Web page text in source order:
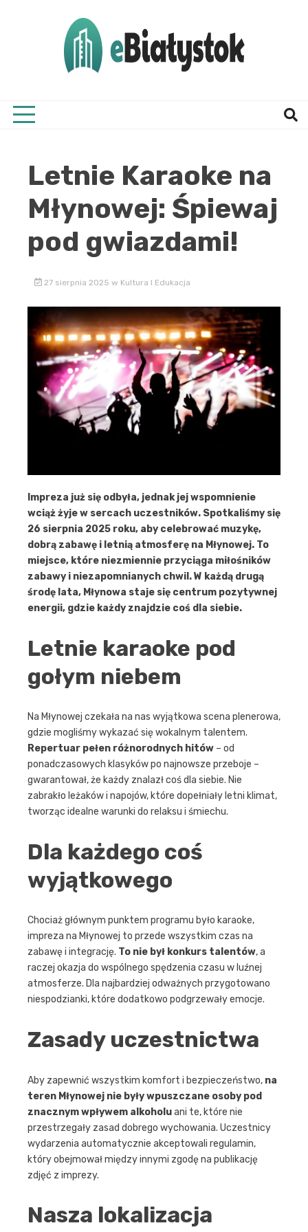
Letnie Karaoke na
Młynowej: Śpiewaj
pod gwiazdami!
27 sierpnia 2025 w Kultura I Edukacja
Impreza już się odbyła, jednak jej wspomnienie
wciąż żyje w sercach uczestników. Spotkaliśmy się
26 sierpnia 2025 roku, aby celebrować muzykę,
dobrą zabawę i letnią atmosferę na Młynowej. To
miejsce, które niezmiennie przyciąga miłośników
zabawy i niezapomnianych chwil. W każdą drugą
środę lata, Młynowa staje się centrum pozytywnej
energii, gdzie każdy znajdzie coś dla siebie.
Letnie karaoke pod
gołym niebem
Na Młynowej czekała na nas wyjątkowa scena plenerowa,
gdzie mogliśmy wykazać się wokalnym talentem.
Repertuar pełen różnorodnych hitów – od
ponadczasowych klasyków po najnowsze przeboje –
gwarantował, że każdy znalazł coś dla siebie. Nie
zabrakło leżaków i napojów, które dopełniały letni klimat,
tworząc idealne warunki do relaksu i śmiechu.
Dla każdego coś
wyjątkowego
Chociaż głównym punktem programu było karaoke,
impreza na Młynowej to przede wszystkim czas na
zabawę i integrację. To nie był konkurs talentów, a
raczej okazja do wspólnego spędzenia czasu w luźnej
atmosferze. Dla najbardziej odważnych przygotowano
niespodzianki, które dodatkowo podgrzewały emocje.
Zasady uczestnictwa
Aby zapewnić wszystkim komfort i bezpieczeństwo, na
teren Młynowej nie były wpuszczane osoby pod
znacznym wpływem alkoholuani te, które nie
przestrzegały zasad dobrego wychowania. Uczestnicy
wydarzenia automatycznie akceptowali regulamin,
który obejmował między innymi zgodę na publikację
zdjęć z imprezy.
Nasza lokalizacja